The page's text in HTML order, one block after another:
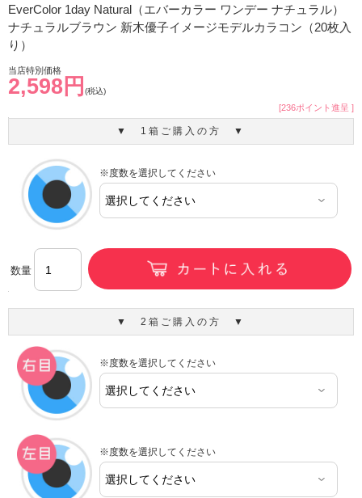
EverColor 1day Natural（エバーカラー ワンデー ナチュラル）
ナチュラルブラウン 新木優子イメージモデルカラコン（20枚入
り）
当店特別価格
2,598円 (税込)
[236ポイント進呈 ]
▼ 1箱ご購入の方 ▼
※度数を選択してください
数量
▼ 2箱ご購入の方 ▼
※度数を選択してください
※度数を選択してください